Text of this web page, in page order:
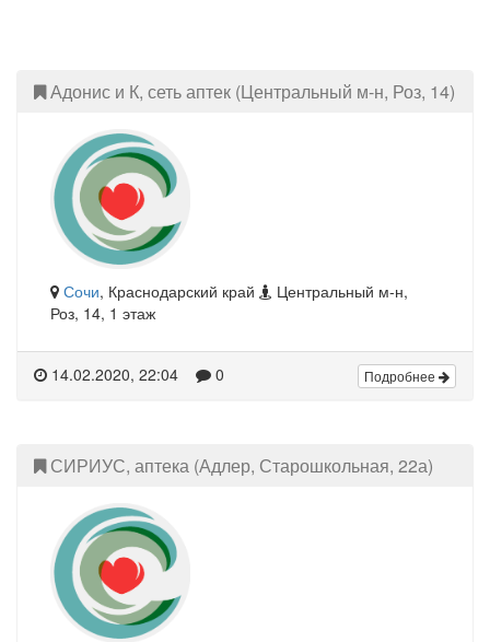
Адонис и К, сеть аптек (Центральный м-н, Роз, 14)
Сочи, Краснодарский край
Центральный м-н,
Роз, 14, 1 этаж
14.02.2020, 22:04 0 Подробнее
СИРИУС, аптека (Адлер, Старошкольная, 22а)